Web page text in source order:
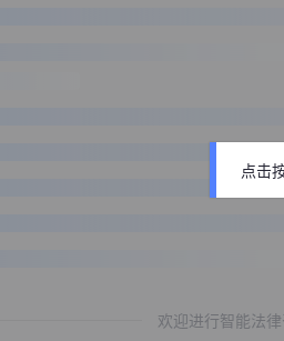
欢迎进行智能法律
点击